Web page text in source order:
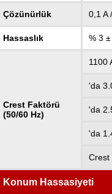
Çözünürlük 0,1 A
Hassaslık % 3
Crest Faktörü
(50/60 Hz)
1100
'da
'da
'da
Crest
Konum Hassasiyeti